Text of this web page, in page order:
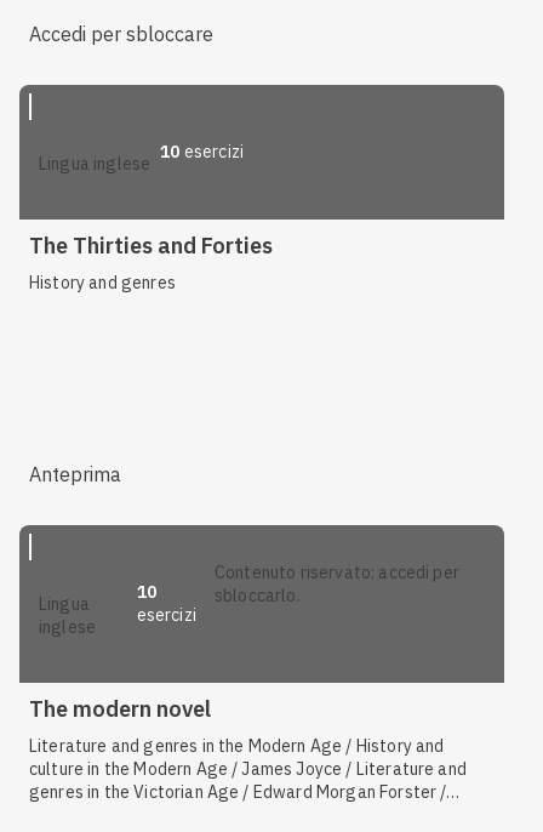
Accedi per sbloccare
lingua inglese
10 esercizi
The Thirties and Forties
History and genres
Anteprima
lingua
inglese
10
esercizi
contenuto riservato: accedi per
sbloccarlo.
The modern novel
Literature and genres in the Modern Age / History and
culture in the Modern Age / James Joyce / Literature and
genres in the Victorian Age / Edward Morgan Forster /